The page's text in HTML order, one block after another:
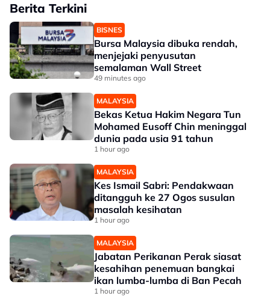
Berita Terkini
BISNES
Bursa Malaysia dibuka rendah,
menjejaki penyusutan
semalaman Wall Street
49 minutes ago
MALAYSIA
Bekas Ketua Hakim Negara Tun
Mohamed Eusoff Chin meninggal
dunia pada usia 91 tahun
1 hour ago
MALAYSIA
Kes Ismail Sabri: Pendakwaan
ditangguh ke 27 Ogos susulan
masalah kesihatan
1 hour ago
MALAYSIA
Jabatan Perikanan Perak siasat
kesahihan penemuan bangkai
ikan lumba-lumba di Ban Pecah
1 hour ago